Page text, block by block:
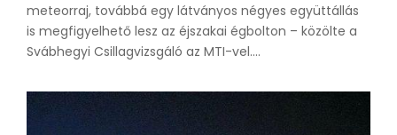
meteorraj, továbbá egy látványos négyes együttállás
is megfigyelhető lesz az éjszakai égbolton – közölte a
Svábhegyi Csillagvizsgáló az MTI-vel....